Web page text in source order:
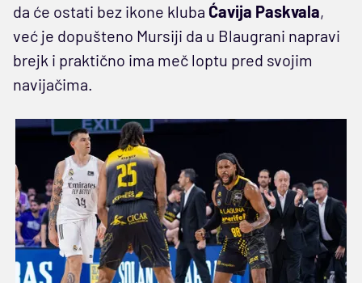
da će ostati bez ikone kluba Ćavija Paskvala,
već je dopušteno Mursiji da u Blaugrani napravi
brejk i praktično ima meč loptu pred svojim
navijačima.